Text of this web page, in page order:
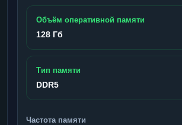
Объём оперативной памяти
128 Гб
Тип памяти
DDR5
Частота памяти